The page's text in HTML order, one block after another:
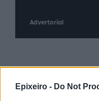
Epixeiro - Do Not
Advertorial